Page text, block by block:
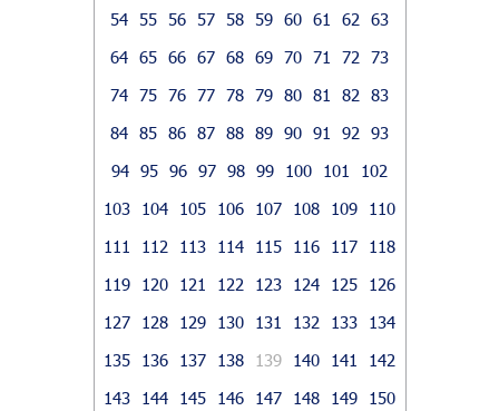
54 55 56 57 58 59 60 61 62
63
64 65 66 67 68 69 70 71 72
73
74 75 76 77 78 79 80 81 82
83
84 85 86 87 88 89 90 91 92
93
94 95 96 97 98 99 100 101
102
103
104 105 106 107 108 109
110
111
112 113 114 115 116 117
118
119
120 121 122 123 124 125
126
127
128 129 130 131 132 133
134
135
136 137 138 139 140 141
142
143
144 145 146 147 148 149
150